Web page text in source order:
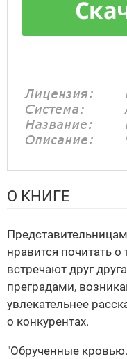
О КНИГЕ
нравится почитать
встречают друг
преградами,
увлекательнее
о конкурентах.
"Обрученные